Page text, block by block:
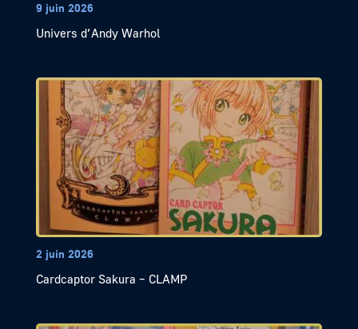
9 juin 2026
Univers d’Andy Warhol
2 juin 2026
Cardcaptor Sakura – CLAMP